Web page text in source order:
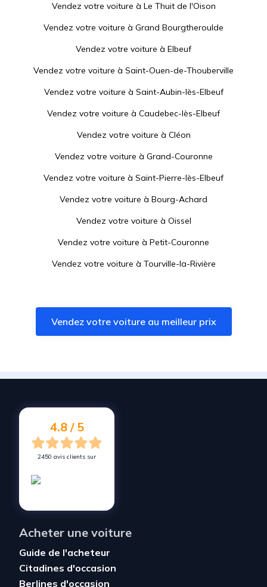
Vendez votre voiture à Le Thuit de l'Oison
Vendez votre voiture à Grand Bourgtheroulde
Vendez votre voiture à Elbeuf
Vendez votre voiture à Saint-Ouen-de-Thouberville
Vendez votre voiture à Saint-Aubin-lès-Elbeuf
Vendez votre voiture à Caudebec-lès-Elbeuf
Vendez votre voiture à Cléon
Vendez votre voiture à Grand-Couronne
Vendez votre voiture à Saint-Pierre-lès-Elbeuf
Vendez votre voiture à Bourg-Achard
Vendez votre voiture à Oissel
Vendez votre voiture à Petit-Couronne
Vendez votre voiture à Tourville-la-Rivière
Vendez votre voiture àLe Grand-Quevilly
Vendez votre voiture àSaint-Étienne-du-Rouvray
Vendez votre voiture à
Vendez votre voiture au meilleur prix
4.8 / 5
2450 avis clients sur
Acheter une voiture
Guide de l'acheteur
Citadines d'occasion
Berlines d'occasion